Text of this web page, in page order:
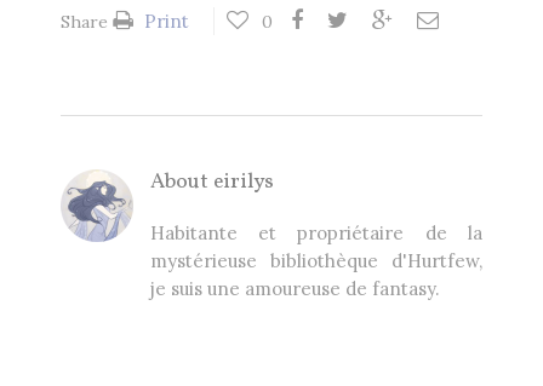
Share Print 0
About eirilys
Habitante et propriétaire de la
mystérieuse bibliothèque d'Hurtfew,
je suis une amoureuse de fantasy.